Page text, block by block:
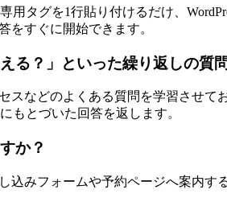
用タグを1行貼り付けるだけ、
をすぐに開始できます。
る？」といった繰り返しの質
などのよくある質問を学習させ
もとづいた回答を返します。
か？
込みフォームや予約ページへ案内